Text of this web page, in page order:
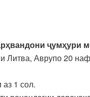
ҷумҳури
Литва, Аврупо 20
1 сол.